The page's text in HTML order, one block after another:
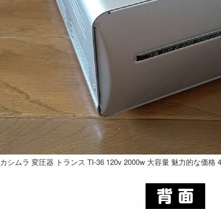
カシムラ 変圧器 トランス TI-36 120v 2000w 大容量 魅力的な価格